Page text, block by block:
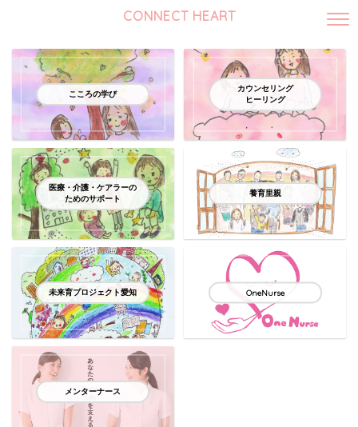
CONNECT HEART
こころの学び
カウンセリング
ヒーリング
医療・介護・ケアラーの
ためのサポート
養育里親
未来育プロジェクト愛知 OneNurse
メンターナース